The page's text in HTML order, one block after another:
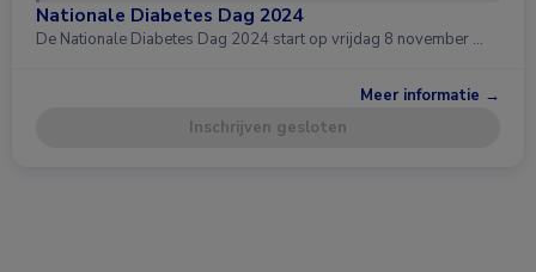
Nationale Diabetes Dag 2024
De Nationale Diabetes Dag 2024 start op vrijdag 8 november …
Meer informatie →
Inschrijven gesloten